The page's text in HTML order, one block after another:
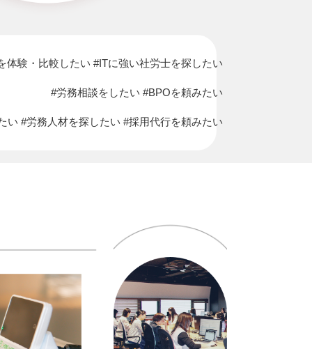
体験・比較したい #ITに強い社労士を探したい
#労務相談をしたい #BPOを頼みたい
い #労務人材を探したい #採用代行を頼みたい